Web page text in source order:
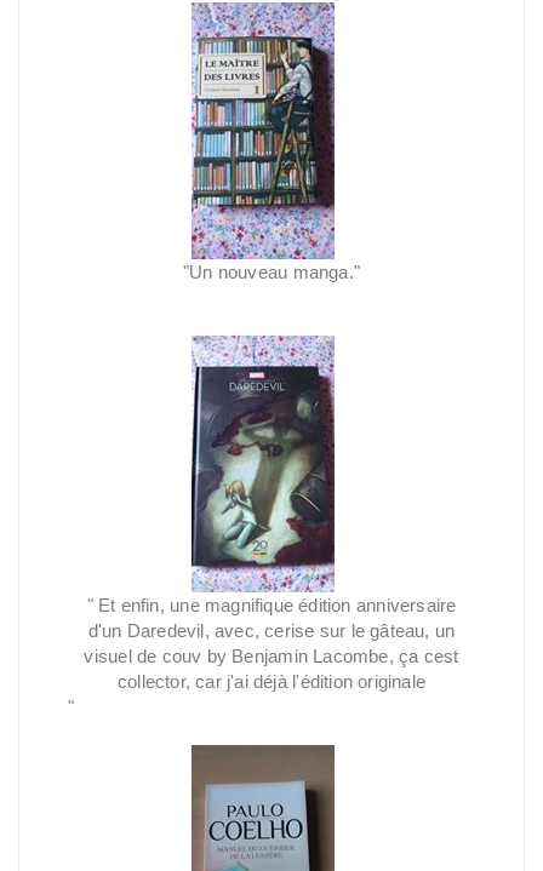
"Un nouveau manga."
" Et enfin, une magnifique édition anniversaire
d'un Daredevil, avec, cerise sur le gâteau, un
visuel de couv by Benjamin Lacombe, ça cest
collector, car j'ai déjà l'édition originale
"